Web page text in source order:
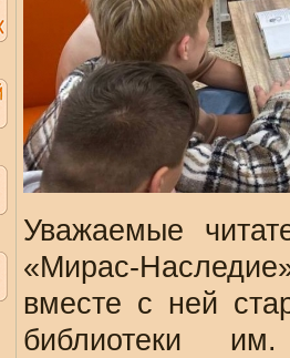
Уважаемые
«Мирас-
вместе с ней
библиотеки